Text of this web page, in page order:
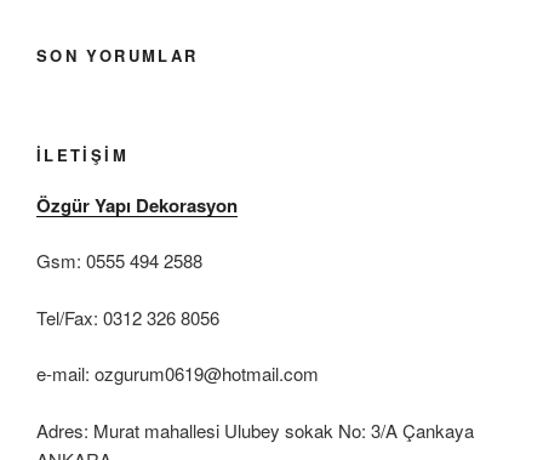
SON YORUMLAR
İLETIŞIM
Özgür Yapı Dekorasyon
Gsm: 0555 494 2588
Tel/Fax: 0312 326 8056
e-mail: ozgurum0619@hotmail.com
Adres: Murat mahallesi Ulubey sokak No: 3/A Çankaya